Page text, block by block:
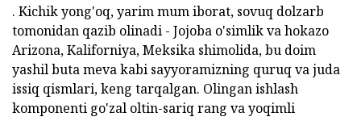
. Kichik yong'oq, yarim mum iborat, sovuq dolzarb
tomonidan qazib olinadi - Jojoba o'simlik va hokazo
Arizona, Kaliforniya, Meksika shimolida, bu doim
yashil buta meva kabi sayyoramizning quruq va juda
issiq qismlari, keng tarqalgan. Olingan ishlash
komponenti go'zal oltin-sariq rang va yoqimli